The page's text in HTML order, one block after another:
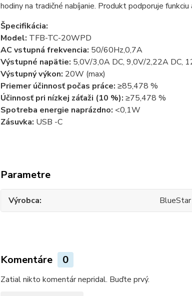
hodiny na tradičné nabíjanie. Produkt podporuje
Špecifikácia:
Model: TFB-TC-20WPD
AC vstupná frekvencia: 50/60Hz,0,7A
Výstupné napätie: 5,0V/3,0A DC, 9,0V/2,22A DC,
Výstupný výkon: 20W (max)
Priemer účinnosť počas práce: ≥85,478 %
Účinnosť pri nízkej záťaži (10 %): ≥75,478 %
Spotreba energie naprázdno: <0,1W
Zásuvka: USB -C
Parametre
Výrobca BlueStar
Komentáre 0
Zatial nikto komentár nepridal. Buďte prvý.